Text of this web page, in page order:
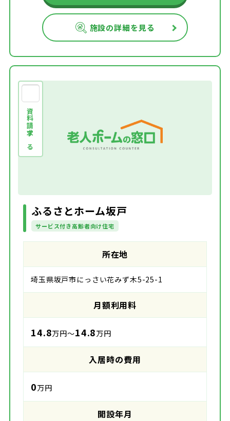
施設の詳細を見る
資料請求する
ふるさとホーム坂戸
サービス付き高齢者向け住宅
所在地
埼玉県坂戸市にっさい花みず木5-25-1
月額利用料
14.8万円～14.8万円
入居時の費用
0万円
開設年月